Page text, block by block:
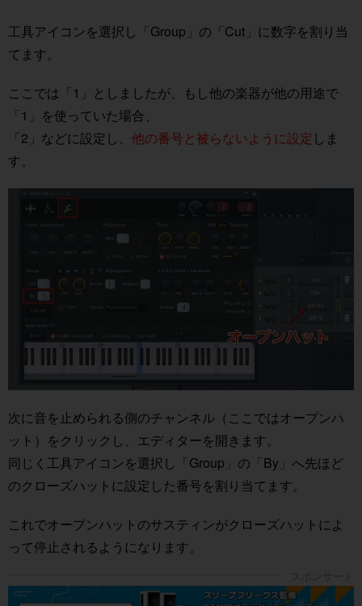
工具アイコンを選択し「Group」の「Cut」に数字を割り当
てます。
ここでは「1」としましたが、もし他の楽器が他の用途で
「1」を使っていた場合、
「2」などに設定し、 他の番号と被らないように設定 しま
す。
次に音を止められる側のチャンネル（ここではオープンハ
ット）をクリックし、エディターを開きます。
同じく工具アイコンを選択し「Group」の「By」へ先ほど
のクローズハットに設定した番号を割り当てます。
これでオープンハットのサスティンがクローズハットによ
って停止されるようになります。